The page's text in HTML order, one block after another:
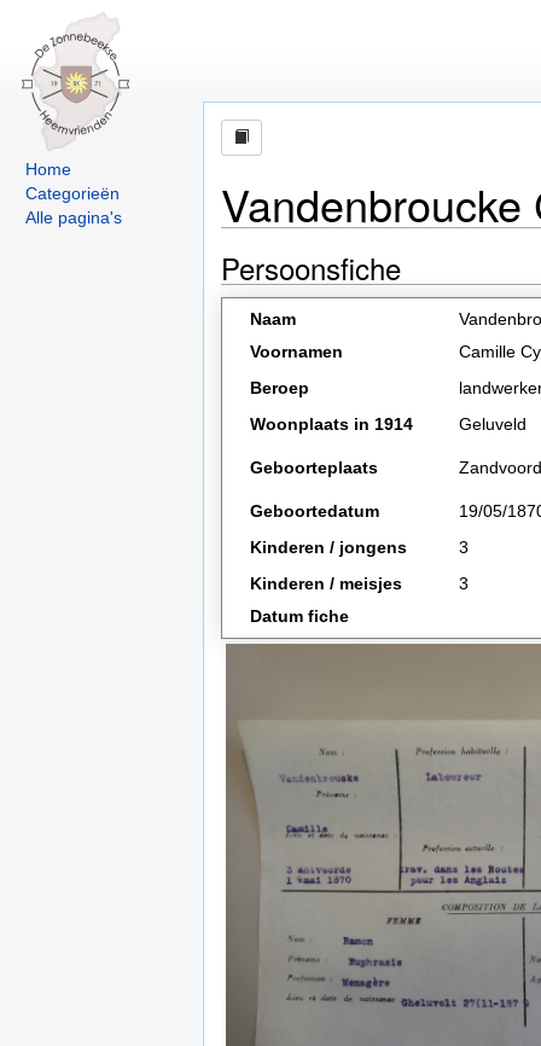
Home
Categorieën
Alle pagina's
Persoonsfiche
Naam
Voornamen
Camille
Beroep
Woonplaats in 1914
Geluveld
Geboorteplaats
Geboortedatum
19/05/
Kinderen / jongens
3
Kinderen / meisjes
3
Datum fiche